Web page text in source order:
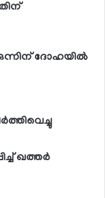
ദോഹയില്‍
ഖത്തര്‍